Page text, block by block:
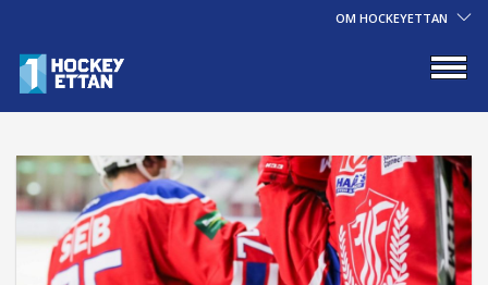
OM HOCKEYETTAN